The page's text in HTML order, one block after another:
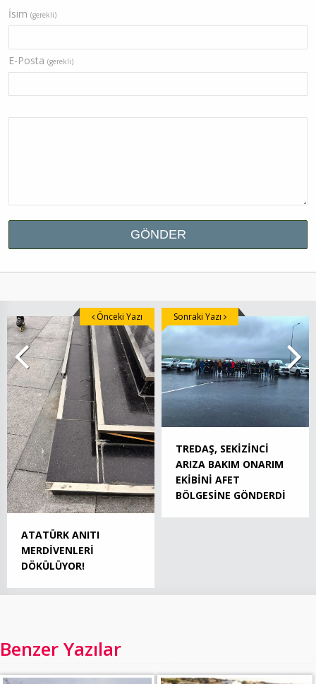
İsim (gerekli)
E-Posta (gerekli)
ATATÜRK ANITI
MERDİVENLERİ
DÖKÜLÜYOR!
Önceki Yazı
TREDAŞ, SEKİZİNCİ
ARIZA BAKIM ONARIM
EKİBİNİ AFET
BÖLGESİNE GÖNDERDİ
Sonraki Yazı
Benzer Yazılar